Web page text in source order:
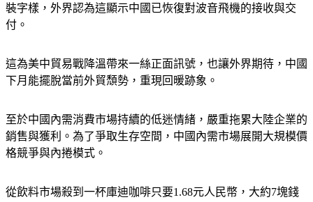
裝字樣，外界認為這顯示中國已恢復對波音飛機的接收與交
付。
這為美中貿易戰降溫帶來一絲正面訊號，也讓外界期待，中國
下月能擺脫當前外貿頹勢，重現回暖跡象。
至於中國內需消費市場持續的低迷情緒，嚴重拖累大陸企業的
銷售與獲利。為了爭取生存空間，中國內需市場展開大規模價
格競爭與內捲模式。
從飲料市場殺到一杯庫迪咖啡只要1.68元人民幣，大約7塊錢